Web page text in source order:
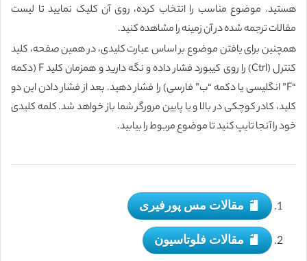
هستید. موضوع مناسب را انتخاب کرده، روی آن کلیک نمایید تا لیست
مقالات ترجمه شده در آن زمینه را مشاهده کنید.
همچنین برای یافتن موضوع بر اساس عبارت کلیدی، در همین صفحه، کلید
کنترل (Ctrl) را روی کیبورد فشار داده و نگه دارید و همزمان کلید F (دکمه
“F” انگلیسی یا دکمه “ب” فارسی) را فشار دهید. بعد از فشار دادن این دو
کلید، کادر کوچکی در بالا و یا پایین مرورگر شما باز خواهد شد. کلمه کلیدی
خود را آنجا تایپ کنید تا موضوع مربوط را بیابید.
مقالات مس پورفیری
مقالات فلوتاسیون